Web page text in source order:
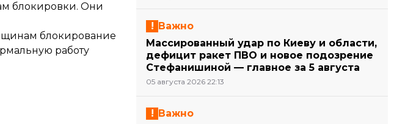
блокировки. Они
блокирование
работу
Важно
Массированный удар по Киеву и области,
дефицит ракет ПВО и новое подозрение
Стефанишиной — главное за 5 августа
05 августа 2026 22:13
Важно